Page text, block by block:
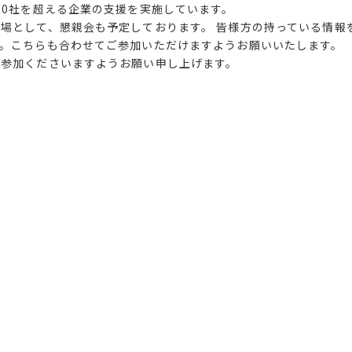
を超える企業の支援を実施しています。
として、懇親会も予定しております。 皆様方の持っている情
こちらも合わせてご参加いただけますようお願いいたします。
加くださいますようお願い申し上げます。